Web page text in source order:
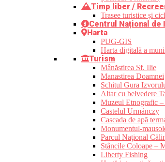
Timp liber /
Trasee turistice şi
Centrul Național
Harta
PUG-GIS
Harta digitală a
Turism
Mânăstirea Sf. Ilie
Manastirea Doamnei
Schitul Gura
Altar cu belvedere
Muzeul Etnografic
Castelul Urmánczy
Cascada de apă
Monumentul-
Parcul Național
Stâncile Coloape –
Liberty Fishing